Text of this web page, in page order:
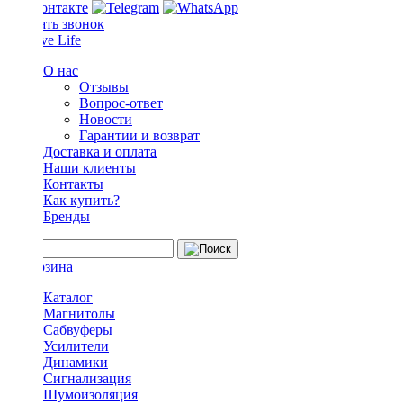
Заказать звонок
О нас
Отзывы
Вопрос-ответ
Новости
Гарантии и возврат
Доставка и оплата
Наши клиенты
Контакты
Как купить?
Бренды
Каталог
Магнитолы
Сабвуферы
Усилители
Динамики
Сигнализация
Шумоизоляция